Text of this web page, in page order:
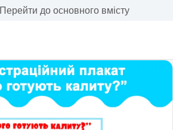
Перейти до основного вмісту